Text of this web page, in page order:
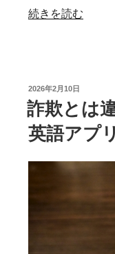
“ね
な
い
フ
ォ
続きを読む
投
稿
日:
2026年2月10日
詐欺とは
英語アプリ